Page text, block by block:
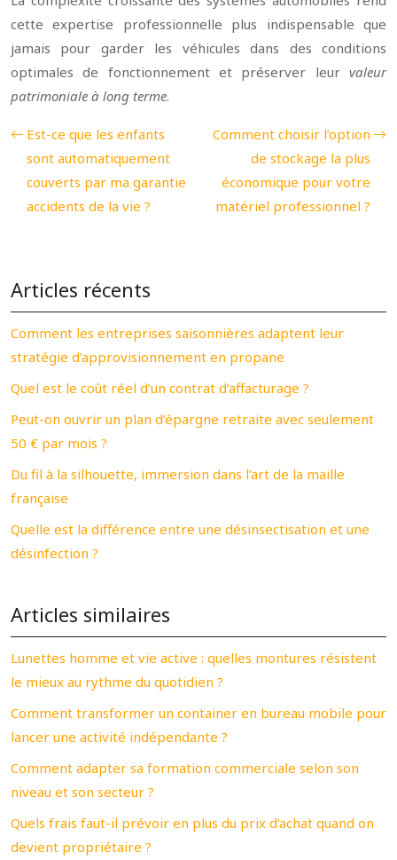
cette expertise professionnelle plus indispensable que
jamais pour garder les véhicules dans des conditions
optimales de fonctionnement et préserver leur valeur
patrimoniale à long terme.
Est-ce que les enfants
sont automatiquement
couverts par ma garantie
accidents de la vie ?
Comment choisir l’option
de stockage la plus
économique pour votre
matériel professionnel ?
Articles récents
Comment les entreprises saisonnières adaptent leur
stratégie d’approvisionnement en propane
Quel est le coût réel d’un contrat d’affacturage ?
Peut-on ouvrir un plan d’épargne retraite avec seulement
50 € par mois ?
Du fil à la silhouette, immersion dans l’art de la maille
française
Quelle est la différence entre une désinsectisation et une
désinfection ?
Articles similaires
Lunettes homme et vie active : quelles montures résistent
le mieux au rythme du quotidien ?
Comment transformer un container en bureau mobile pour
lancer une activité indépendante ?
Comment adapter sa formation commerciale selon son
niveau et son secteur ?
Quels frais faut-il prévoir en plus du prix d’achat quand on
devient propriétaire ?